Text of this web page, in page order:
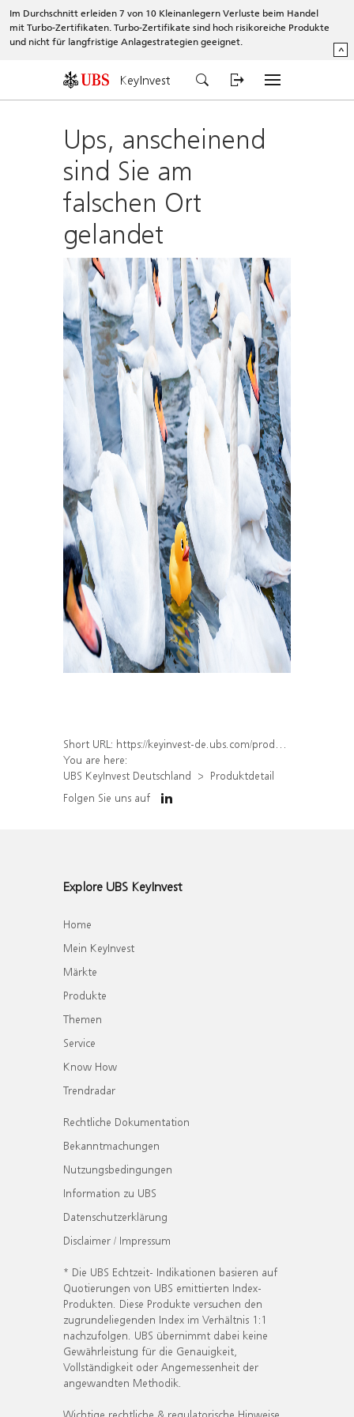
Im Durchschnitt erleiden 7 von 10 Kleinanlegern Verluste beim Handel
mit Turbo-Zertifikaten. Turbo-Zertifikate sind hoch risikoreiche Produkte
und nicht für langfristige Anlagestrategien geeignet.
^
KeyInvest
Ups, anscheinend
sind Sie am
falschen Ort
gelandet
Short URL: https://keyinvest-de.ubs.com/produkt/detail/index/isin/DE000WA83J45
You are here:
UBS KeyInvest Deutschland
Produktdetail
Folgen Sie uns auf
Explore UBS KeyInvest
Home
Mein KeyInvest
Märkte
Produkte
Themen
Service
Know How
Trendradar
Rechtliche Dokumentation
Bekanntmachungen
Nutzungsbedingungen
Information zu UBS
Datenschutzerklärung
Disclaimer / Impressum
* Die UBS Echtzeit- Indikationen basieren auf
Quotierungen von UBS emittierten Index-
Produkten. Diese Produkte versuchen den
zugrundeliegenden Index im Verhältnis 1:1
nachzufolgen. UBS übernimmt dabei keine
Gewährleistung für die Genauigkeit,
Vollständigkeit oder Angemessenheit der
angewandten Methodik.